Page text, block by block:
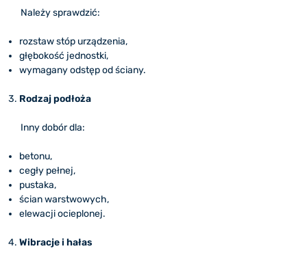
Należy sprawdzić:
rozstaw stóp urządzenia,
głębokość jednostki,
wymagany odstęp od ściany.
Rodzaj podłoża
Inny dobór dla:
betonu,
cegły pełnej,
pustaka,
ścian warstwowych,
elewacji ocieplonej.
Wibracje i hałas